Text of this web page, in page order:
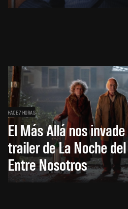
HACE 7 HORAS
El Más Allá nos
trailer de La Noche
Entre Nosotros